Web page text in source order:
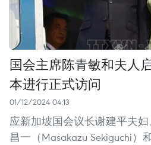
国会主席陈青敏和夫人
本进行正式访问
01/12/2024 04:13
应新加坡国会议长谢建平夫
昌一（Masakazu Sekiguchi）